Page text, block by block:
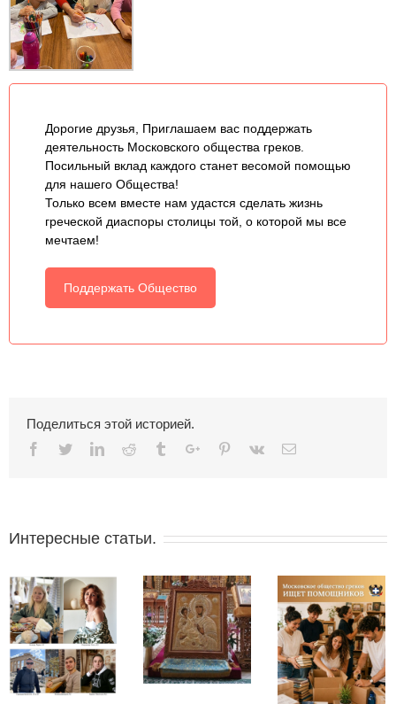
Дорогие друзья, Приглашаем вас поддержать
деятельность Московского общества греков.
Посильный вклад каждого станет весомой помощью
для нашего Общества!
Только всем вместе нам удастся сделать жизнь
греческой диаспоры столицы той, о которой мы все
мечтаем!
Поддержать Общество
Поделиться этой историей.
Facebook
TwitterLinkedinReddit TumblrGoogle+Pinterest
Vk Email
Интересные статьи.